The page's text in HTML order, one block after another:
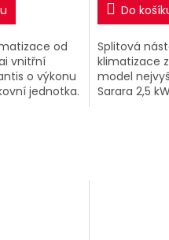
od
vnitřní
o výkonu
jednotka.
Do
Splitová
klimatizace
model
Sarara 2,5